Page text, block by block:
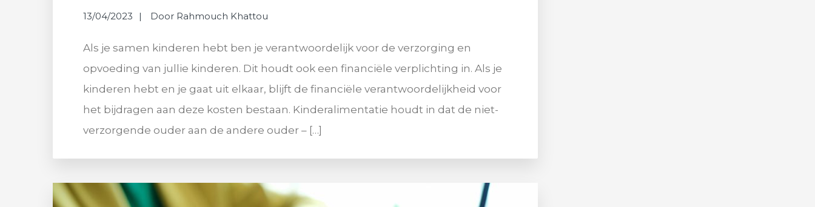
13/04/2023 Door Rahmouch Khattou
Als je samen kinderen hebt ben je verantwoordelijk voor de verzorging en
opvoeding van jullie kinderen. Dit houdt ook een financiële verplichting in. Als je
kinderen hebt en je gaat uit elkaar, blijft de financiële verantwoordelijkheid voor
het bijdragen aan deze kosten bestaan. Kinderalimentatie houdt in dat de niet-
verzorgende ouder aan de andere ouder – […]